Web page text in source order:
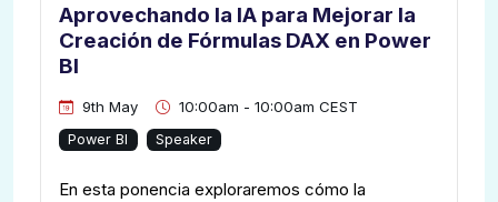
Aprovechando la IA para Mejorar la
Creación de Fórmulas DAX en Power
BI
9th May 10:00am - 10:00am CEST
Power BI Speaker
En esta ponencia exploraremos cómo la